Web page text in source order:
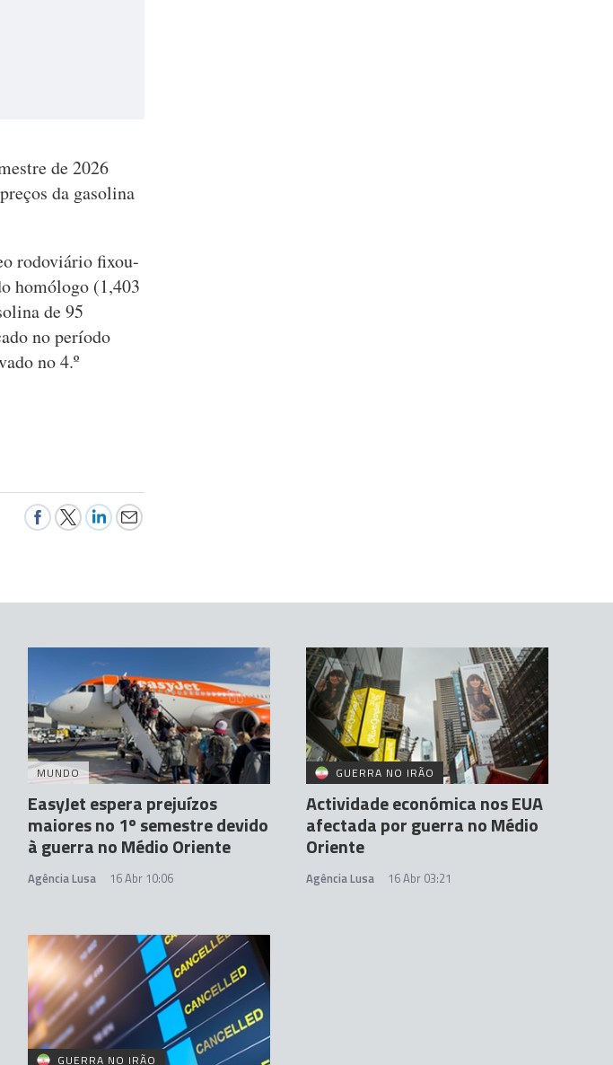
de 2026
da gasolina
rodoviário fixou-
homólogo (1,403
de 95
no período
no 4.º
MUNDO
EasyJet espera prejuízos
maiores no 1º semestre devido
à guerra no Médio Oriente
Agência Lusa 16 Abr 10:06
GUERRA NO IRÃO
Actividade económica nos EUA
afectada por guerra no Médio
Oriente
Agência Lusa 16 Abr 03:21
GUERRA NO IRÃO